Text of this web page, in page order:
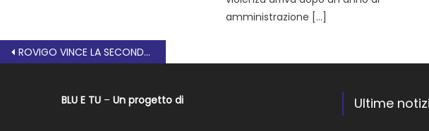
amministrazione […]
ROVIGO VINCE LA SECONDA GIORNATA DI COPPA ITALIA
BLU E TU –Un progetto di Ultime